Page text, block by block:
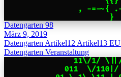
Datengarten 98
März 9, 2019
Datengarten Artikel12 Artikel13 EU
Datengarten Veranstaltung